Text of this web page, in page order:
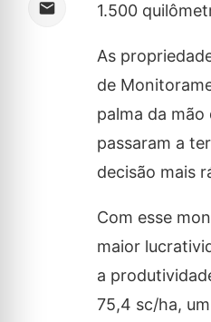
1.500
As
de
palma da
passaram a
decisão mais
Com esse
maior
a
75,4 sc/ha,